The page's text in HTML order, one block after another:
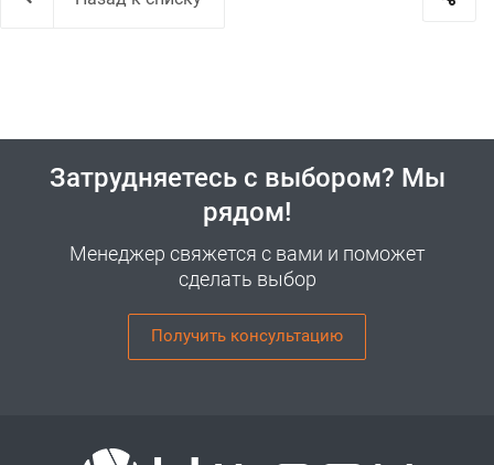
Затрудняетесь с выбором? Мы
рядом!
Менеджер свяжется с вами и поможет
сделать выбор
Получить консультацию